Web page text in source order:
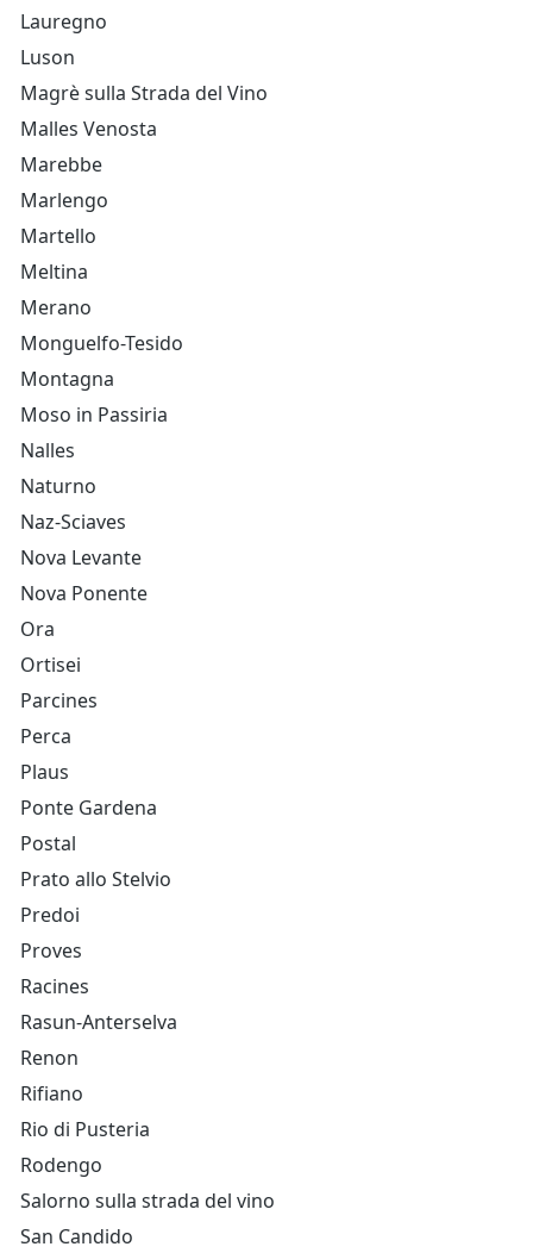
Lauregno
Luson
Magrè sulla Strada del Vino
Malles Venosta
Marebbe
Marlengo
Martello
Meltina
Merano
Monguelfo-Tesido
Montagna
Moso in Passiria
Nalles
Naturno
Naz-Sciaves
Nova Levante
Nova Ponente
Ora
Ortisei
Parcines
Perca
Plaus
Ponte Gardena
Postal
Prato allo Stelvio
Predoi
Proves
Racines
Rasun-Anterselva
Renon
Rifiano
Rio di Pusteria
Rodengo
Salorno sulla strada del vino
San Candido